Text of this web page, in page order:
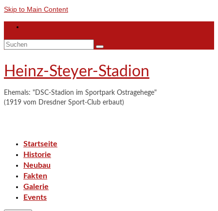
Skip to Main Content
Suchen
Heinz-Steyer-Stadion
Ehemals: "DSC-Stadion im Sportpark Ostragehege"
(1919 vom Dresdner Sport-Club erbaut)
Startseite
Historie
Neubau
Fakten
Galerie
Events